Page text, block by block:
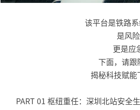
该平台是铁路
是风
更是应
下面，请
揭秘科技赋
PART 01 枢纽重任：深圳北站安全